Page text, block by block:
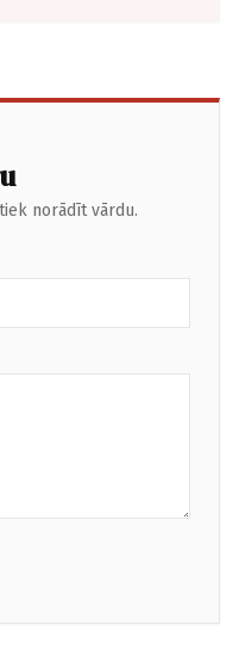
norādīt vārdu.